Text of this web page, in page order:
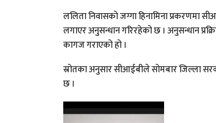
ललिता निवासको जग्गा हिनामिना प्रकरणमा
लगाएर अनुसन्धान गरिरहेको छ । अनुसन्धान
कागज गराएको हो ।
स्रोतका अनुसार सीआईबीले सोमबार जिल्ला
छ ।